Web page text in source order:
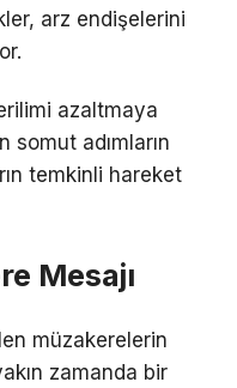
arz endişelerini
azaltmaya
somut adımların
temkinli hareket
Mesajı
müzakerelerin
zamanda bir